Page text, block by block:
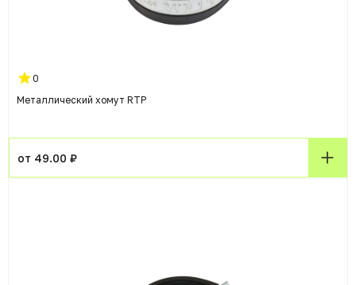
0
Металлический хомут RTP
от 49.00 ₽